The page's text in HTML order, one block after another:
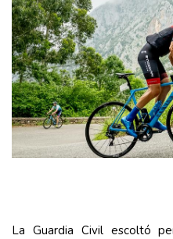
La Guardia Civil escoltó